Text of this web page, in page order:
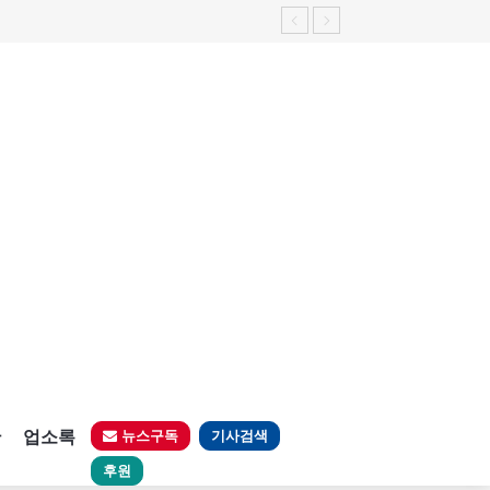
업소록 뉴스구독 기사검색
후원